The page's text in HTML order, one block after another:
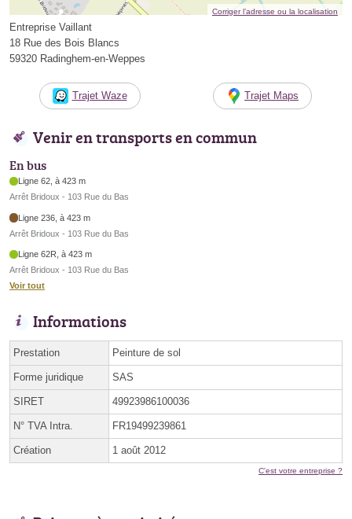
Corriger l’adresse ou la localisation
Entreprise Vaillant
18 Rue des Bois Blancs
59320 Radinghem-en-Weppes
Trajet Waze Trajet Maps
Venir en transports en commun
En bus
Ligne 62, à 423 m
Arrêt Bridoux - 103 Rue du Bas
Ligne 236, à 423 m
Arrêt Bridoux - 103 Rue du Bas
Ligne 62R, à 423 m
Arrêt Bridoux - 103 Rue du Bas
Voir tout
Informations
Prestation Peinture de sol
Forme juridique SAS
SIRET 49923986100036
N° TVA Intra. FR19499239861
Création 1 août 2012
C'est votre entreprise ?